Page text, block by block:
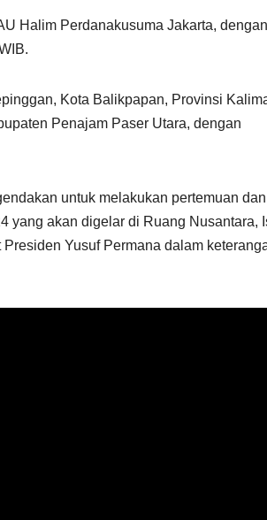
Halim Perdanakusuma Jakarta, dengan
Kota Balikpapan, Provinsi
Penajam Paser Utara, dengan
untuk melakukan pertemuan dan
yang akan digelar di Ruang Nusantara,
Yusuf Permana dalam